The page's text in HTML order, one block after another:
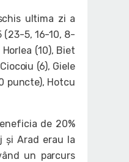
ultima zi a
5, 16-10, 8-
(10), Biet
(6), Giele
puncte), Hotcu
de 20%
și Arad erau la
un parcurs